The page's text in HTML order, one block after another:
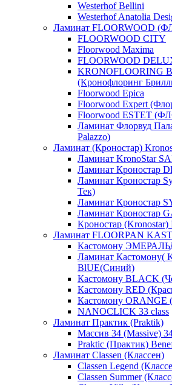
Westerhof Bellini
Westerhof Anatolia
Ламинат FLOORWOOD
FLOORWOOD CITY
Floorwood Maxima
FLOORWOOD
KRONOFLOORING
(Кронофлоринг
Floorwood Epica
Floorwood Expert
Floorwood ESTET
Ламинат Флорвуд
Palazzo)
Ламинат (Кроностар)
Ламинат KronoStar
Ламинат Кроностар
Ламинат Кроностар
Тек)
Ламинат Кроностар
Ламинат Кроностар
Кроностар (Kronostar)
Ламинат FLOORPAN
Кастомону
Ламинат Кастомону(
BlUE(Синий)
Кастомону BLACK
Кастомону RED
Кастомону ORANGE
NANOCLICK 33 class
Ламинат Практик (Praktik)
Массив 34 (Massive)
Praktic (Практик)
Ламинат Classen (Классен)
Classen Legend
Classen Summer